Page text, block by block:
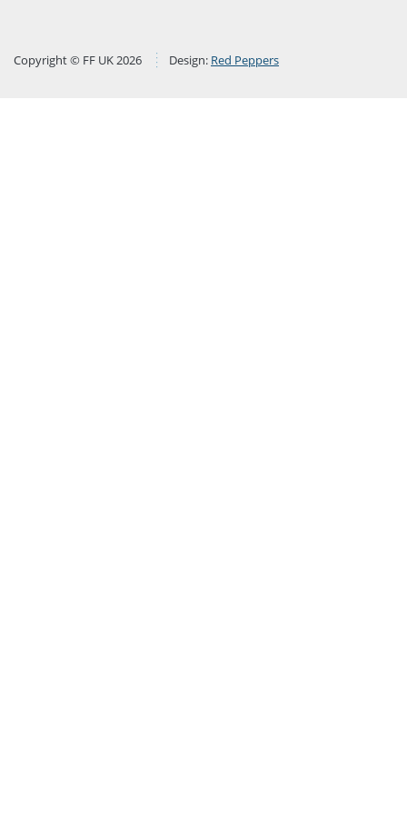
Copyright © FF UK 2026 Design: Red Peppers